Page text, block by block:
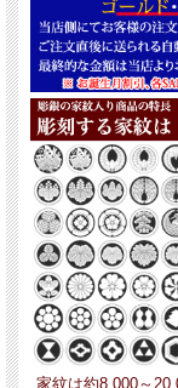
家紋は約8,000～